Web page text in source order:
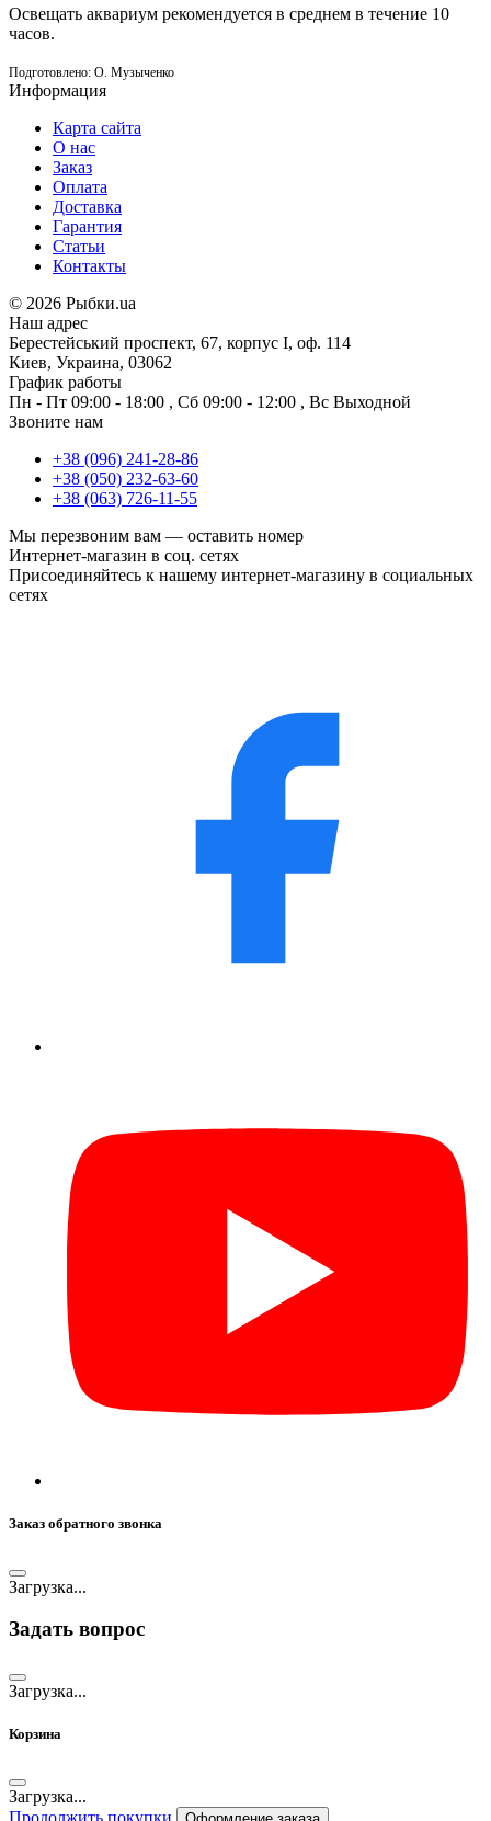
Освещать аквариум рекомендуется в среднем в течение 10
часов.
Подготовлено: О. Музыченко
Информация
Карта сайта
О нас
Заказ
Оплата
Доставка
Гарантия
Статьи
Контакты
© 2026 Рыбки.ua
Наш адрес
Берестейський проспект, 67, корпус I, оф. 114
Киев, Украина, 03062
График работы
Пн - Пт 09:00 - 18:00 , Сб 09:00 - 12:00 , Вс Выходной
Звоните нам
+38 (096) 241-28-86
+38 (050) 232-63-60
+38 (063) 726-11-55
Мы перезвоним вам — оставить номер
Интернет-магазин в соц. сетях
Присоединяйтесь к нашему интернет-магазину в социальных
сетях
Заказ обратного звонка
Загрузка...
Задать вопрос
Загрузка...
Корзина
Загрузка...